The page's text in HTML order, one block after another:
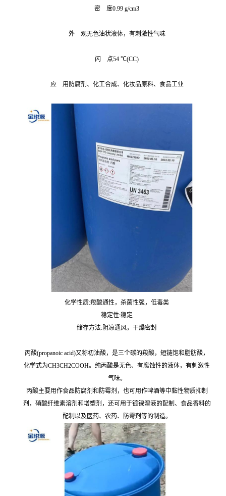
密 度0.99 g/cm3
外 观无色油状液体，有刺激性气味
闪 点54 ℃(CC)
应 用防腐剂、化工合成、化妆品原料、食品工业
化学性质:羧酸通性，杀菌性强，低毒类
稳定性:稳定
储存方法:阴凉通风，干燥密封
丙酸(propanoic acid)又称初油酸，是三个碳的羧酸，短链饱和脂肪酸，
化学式为CH3CH2COOH。纯丙酸是无色、有腐蚀性的液体，有刺激性
气味。
丙酸主要用作食品防腐剂和防霉剂，也可用作啤酒等中黏性物质抑制
剂，硝酸纤维素溶剂和增塑剂，还可用于镀镍溶液的配制、食品香料的
配制以及医药、农药、防霉剂等的制造。